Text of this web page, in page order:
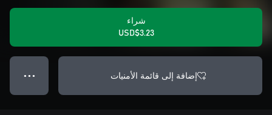
شراء
USD$3.23
إضافة إلى قائمة الأمنيات ● ● ●